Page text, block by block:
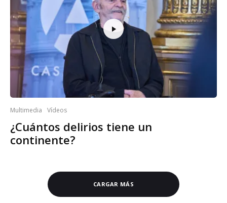
Multimedia Vídeos
¿Cuántos delirios tiene un
continente?
CARGAR MÁS